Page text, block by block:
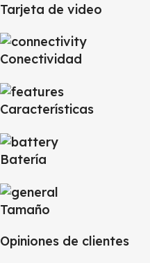
Tarjeta de video
Conectividad
Características
Batería
Tamaño
Opiniones de clientes